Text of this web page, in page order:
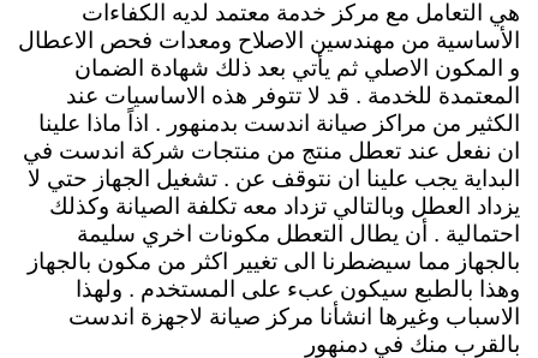
هي التعامل مع مركز خدمة معتمد لديه الكفاءات
الأساسية من مهندسين الاصلاح ومعدات فحص الاعطال
و المكون الاصلي ثم يأتي بعد ذلك شهادة الضمان
المعتمدة للخدمة . قد لا تتوفر هذه الاساسيات عند
الكثير من مراكز صيانة اندست بدمنهور . اذاً ماذا علينا
ان نفعل عند تعطل منتج من منتجات شركة اندست في
البداية يجب علينا ان نتوقف عن . تشغيل الجهاز حتي لا
يزداد العطل وبالتالي تزداد معه تكلفة الصيانة وكذلك
احتمالية . أن يطال التعطل مكونات اخري سليمة
بالجهاز مما سيضطرنا الى تغيير اكثر من مكون بالجهاز
وهذا بالطبع سيكون عبء على المستخدم . ولهذا
الاسباب وغيرها انشأنا مركز صيانة لاجهزة اندست
بالقرب منك في دمنهور